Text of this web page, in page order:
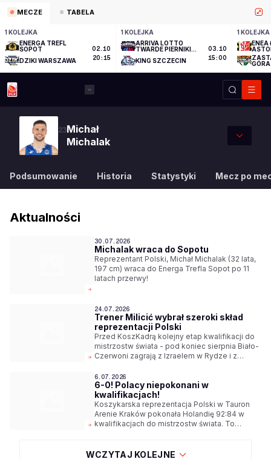
MECZE TABELA
1 KOLEJKA
ENERGA TREFL
SOPOT
DZIKI WARSZAWA
02.10
20:15
1 KOLEJKA
ARRIVA LOTTO
TWARDE PIERNIKI
KING SZCZECIN
03.10
15:00
1 KOLEJKA
ENEA
GÓRA
23Michał
Michalak
Podsumowanie Historia Statystyki Mecz po
Aktualności
30.07.2026
Michalak wraca do Sopotu
Reprezentant Polski, Michał Michalak (32 lata,
197 cm) wraca do Energa Trefla Sopot po 11
latach przerwy!
24.07.2026
Trener Milicić wybrał szeroki skład
reprezentacji Polski
Przed KoszKadrą kolejny etap kwalifikacji do
mistrzostw świata - pod koniec sierpnia Biało-
Czerwoni zagrają z Izraelem w Rydze i z
wybrał szeroki skład reprezentacji na te
spotkania.
6.07.2026
6-0! Polacy niepokonani w
kwalifikacjach!
Koszykarska reprezentacja Polski w Tauron
Arenie Kraków pokonała Holandię 92:84 w
kwalifikacjach do mistrzostw świata. To
do turnieju, który w 2027 odbędzie się w
WCZYTAJ KOLEJNE